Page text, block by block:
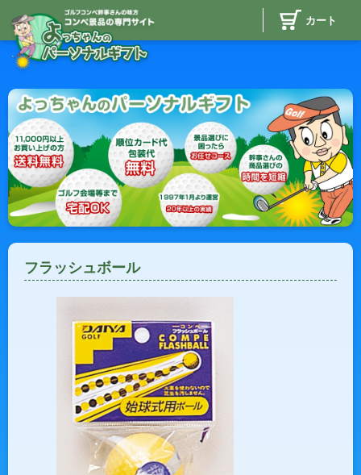
カート
フラッシュボール